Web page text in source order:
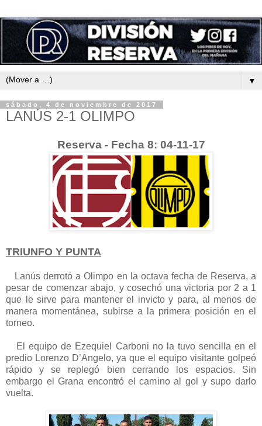
▼
sábado, 4 de noviembre de 2017
LANÚS 2-1 OLIMPO
Reserva - Fecha 8: 04-11-17
TRIUNFO Y PUNTA
Lanús derrotó a Olimpo en la octava fecha de Reserva, a
pesar de comenzar abajo, y cosechó una victoria por 2 a 1
que le sirve para mantener el invicto y para, al menos de
manera momentánea, subirse a la primera posición en el
torneo.
El equipo de Ezequiel Carboni no la tuvo sencilla en el
predio Lorenzo D’Angelo, ya que el equipo visitante golpeó
rápido y se replegó bien cerrando los espacios. Sin
embargo el Grana encontró el camino al gol y supo darlo
vuelta.